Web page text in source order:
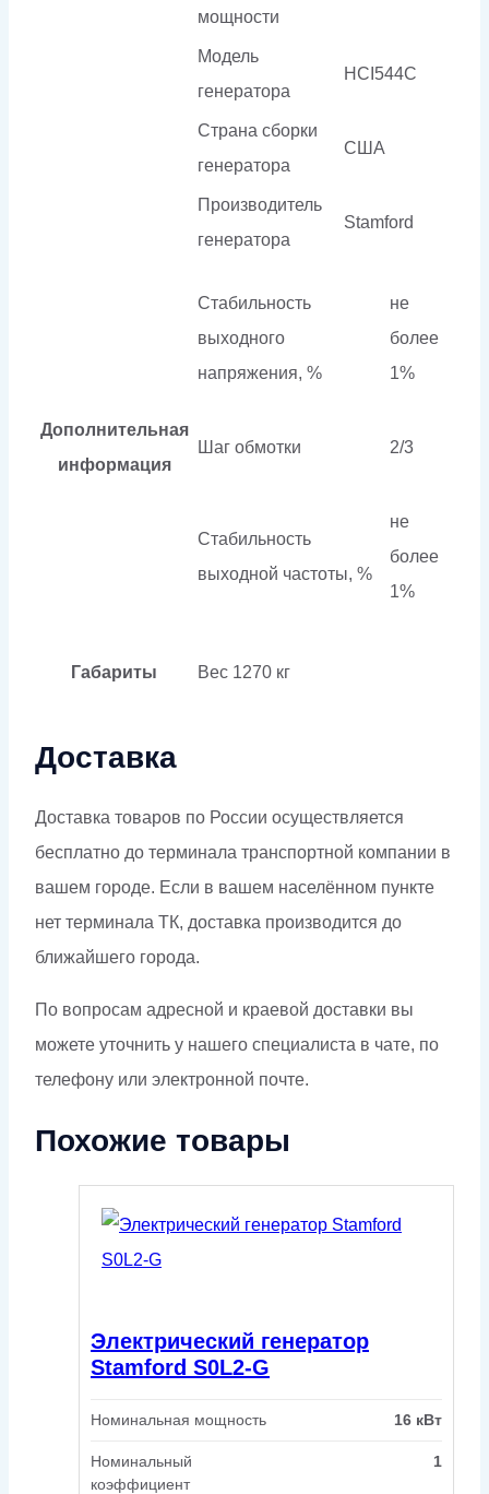
мощности
Модель
генератора
HCI544C
Страна сборки
генератора
США
Производитель
генератора
Stamford
Дополнительная
информация
Стабильность
выходного
напряжения, %
не
более
1%
Шаг обмотки 2/3
Стабильность
выходной частоты, %
не
более
1%
Габариты Вес 1270 кг
Доставка
Доставка товаров по России осуществляется
бесплатно до терминала транспортной компании в
вашем городе. Если в вашем населённом пункте
нет терминала ТК, доставка производится до
ближайшего города.
По вопросам адресной и краевой доставки вы
можете уточнить у нашего специалиста в чате, по
телефону или электронной почте.
Похожие товары
Электрический генератор
Stamford S0L2-G
Номинальная мощность 16 кВт
Номинальный
коэффициент
1